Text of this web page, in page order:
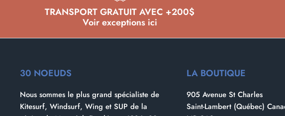
TRANSPORT GRATUIT AVEC +200$
Voir exceptions ici
30 NOEUDS
Nous sommes le plus grand spécialiste de
Kitesurf, Windsurf, Wing et SUP de la
LA BOUTIQUE
905 Avenue St Charles
Saint-Lambert (Québec)